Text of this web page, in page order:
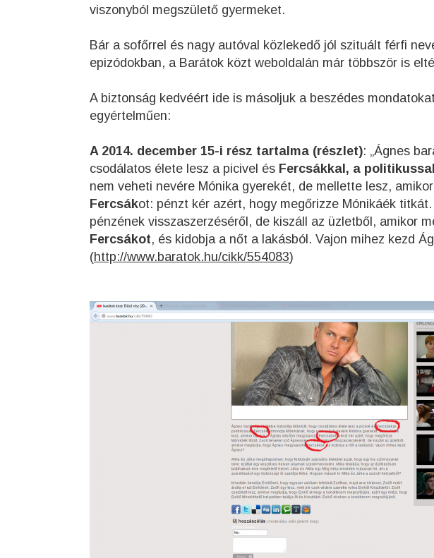
viszonyból megszülető gyermeket.
Bár a sofőrrel és nagy autóval közlekedő jól szituált férfi
epizódokban, a Barátok közt weboldalán már többször is
A biztonság kedvéért ide is másoljuk a beszédes
egyértelműen:
A 2014. december 15-i rész tartalma (részlet): „Ágnes
csodálatos élete lesz a picivel és Fercsákkal, a politikussal
nem veheti nevére Mónika gyerekét, de mellette lesz,
Fercsákot: pénzt kér azért, hogy megőrizze Mónikáék
pénzének visszaszerzéséről, de kiszáll az üzletből, amikor
Fercsákot, és kidobja a nőt a lakásból. Vajon mihez kezd
(http://www.baratok.hu/cikk/554083)